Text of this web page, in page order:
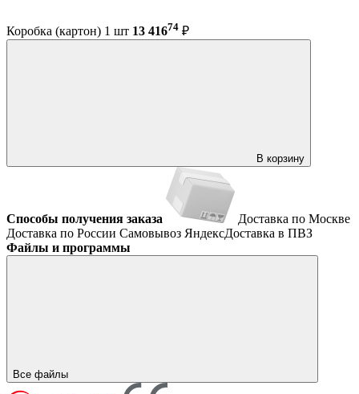
Коробка (картон) 1 шт 13 41674 ₽
В корзину
Способы получения заказа
Доставка по Москве
Доставка по России Самовывоз ЯндексДоставка в ПВЗ
Файлы и программы
Все файлы